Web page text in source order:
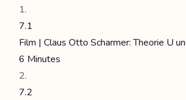
7.1
Film | Claus Otto Scharmer: Theorie U
6 Minutes
7.2